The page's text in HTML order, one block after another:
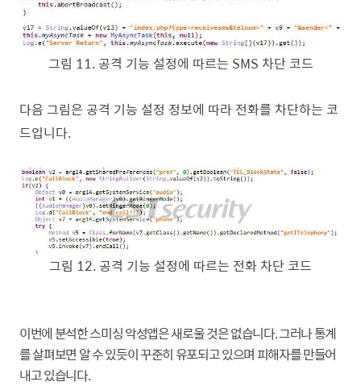
그림 11.공격 기능 설정에 따르는 SMS 차단 코드
다음 그림은 공격 기능 설정 정보에 따라 전화를 차단하는 코
드입니다.
그림 12.공격 기능 설정에 따르는 전화 차단 코드
이번에 분석한 스미싱 악성앱은 새로울 것은 없습니다.그러나 통계
를 살펴보면 알 수 있듯이 꾸준히 유포되고 있으며 피해자를 만들어
내고 있습니다.